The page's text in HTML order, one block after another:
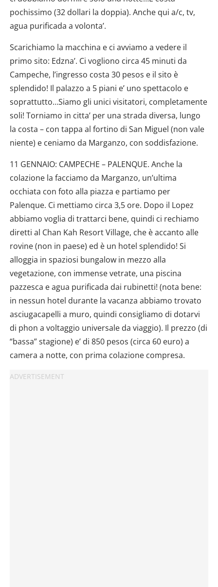
pochissimo (32 dollari la doppia). Anche qui a/c, tv,
agua purificada a volonta’.
Scarichiamo la macchina e ci avviamo a vedere il
primo sito: Edzna’. Ci vogliono circa 45 minuti da
Campeche, l’ingresso costa 30 pesos e il sito è
splendido! Il palazzo a 5 piani e’ uno spettacolo e
soprattutto…Siamo gli unici visitatori, completamente
soli! Torniamo in citta’ per una strada diversa, lungo
la costa – con tappa al fortino di San Miguel (non vale
niente) e ceniamo da Marganzo, con soddisfazione.
11 GENNAIO: CAMPECHE – PALENQUE. Anche la
colazione la facciamo da Marganzo, un’ultima
occhiata con foto alla piazza e partiamo per
Palenque. Ci mettiamo circa 3,5 ore. Dopo il Lopez
abbiamo voglia di trattarci bene, quindi ci rechiamo
diretti al Chan Kah Resort Village, che è accanto alle
rovine (non in paese) ed è un hotel splendido! Si
alloggia in spaziosi bungalow in mezzo alla
vegetazione, con immense vetrate, una piscina
pazzesca e agua purificada dai rubinetti! (nota bene:
in nessun hotel durante la vacanza abbiamo trovato
asciugacapelli a muro, quindi consigliamo di dotarvi
di phon a voltaggio universale da viaggio). Il prezzo (di
“bassa” stagione) e’ di 850 pesos (circa 60 euro) a
camera a notte, con prima colazione compresa.